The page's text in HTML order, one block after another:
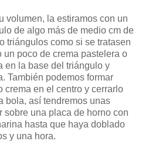
volumen, la estiramos con un
de algo más de medio cm de
triángulos como si se tratasen
poco de crema pastelera o
en la base del triángulo y
También podemos formar
crema en el centro y cerrarlo
bola, así tendremos unas
sobre una placa de horno con
hasta que haya doblado
y una hora.